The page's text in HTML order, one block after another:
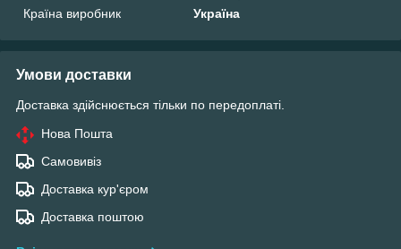
Країна виробник
Україна
Умови доставки
Доставка здійснюється тільки по передоплаті.
Нова Пошта
Самовивіз
Доставка кур'єром
Доставка поштою